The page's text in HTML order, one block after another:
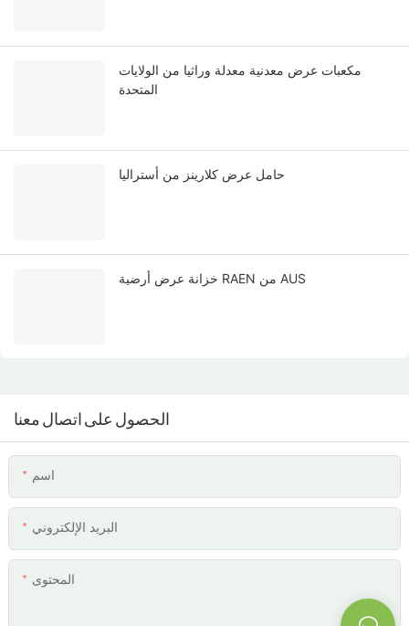
مكعبات عرض معدنية معدلة وراثيا من الولايات
المتحدة
حامل عرض كلارينز من أستراليا
خزانة عرض أرضية RAEN من AUS
الحصول على اتصال معنا
اسم
البريد الإلكتروني
المحتوى